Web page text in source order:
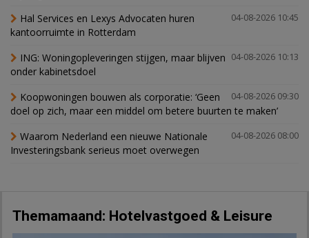
04-08-2026 10:45
Hal Services en Lexys Advocaten huren
kantoorruimte in Rotterdam
04-08-2026 10:13
ING: Woningopleveringen stijgen, maar blijven
onder kabinetsdoel
04-08-2026 09:30
Koopwoningen bouwen als corporatie: ‘Geen
doel op zich, maar een middel om betere buurten te maken’
04-08-2026 08:00
Waarom Nederland een nieuwe Nationale
Investeringsbank serieus moet overwegen
Themamaand: Hotelvastgoed & Leisure